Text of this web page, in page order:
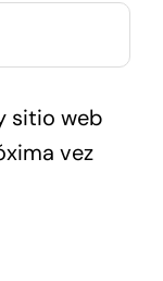
sitio web
vez